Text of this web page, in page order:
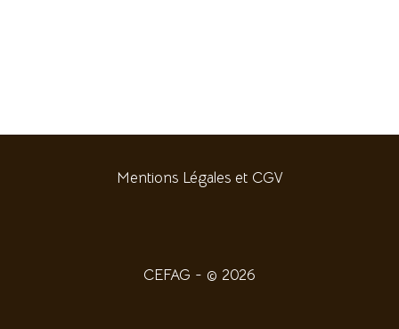
Mentions Légales et CGV
CEFAG - © 2026